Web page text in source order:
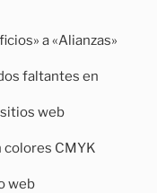
a «Alianzas»
faltantes en
web
CMYK
web